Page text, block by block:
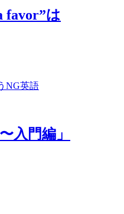
favor”は
NG英語
入門編」